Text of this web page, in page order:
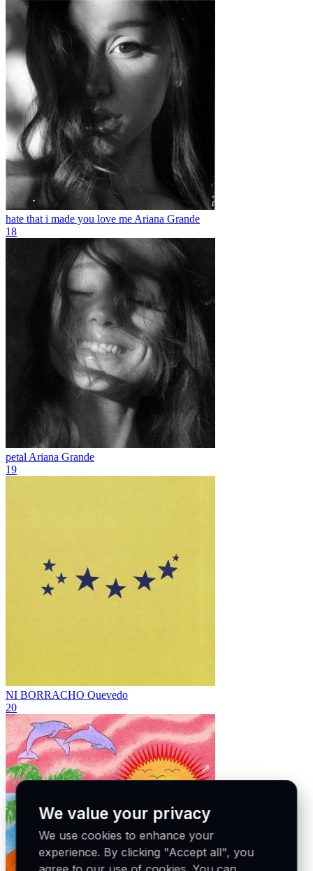
hate that i made you love me Ariana Grande
18
petal Ariana Grande
19
NI BORRACHO Quevedo
20
We value your privacy
We use cookies to enhance your
experience. By clicking "Accept all", you